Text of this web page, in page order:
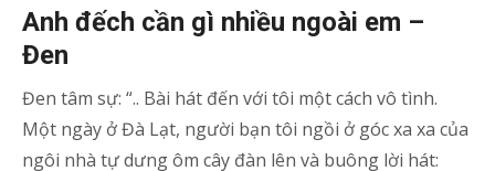
on
Anh đếch cần gì nhiều ngoài em –
Đen
Đen tâm sự: “.. Bài hát đến với tôi một cách vô tình.
Một ngày ở Đà Lạt, người bạn tôi ngồi ở góc xa xa của
ngôi nhà tự dưng ôm cây đàn lên và buông lời hát: